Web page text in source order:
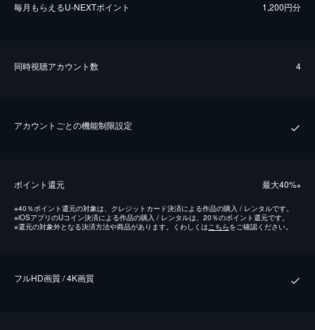
毎⽉もらえるU-NEXTポイント 1,200円分
同時視聴アカウント数 4
アカウントごとの機能制限設定
ポイント還元 最⼤40%※
※40％ポイント還元の対象は、クレジットカード決済による作品の購入 / レンタルです。
※iOSアプリのUコイン決済による作品の購入 / レンタルは、20％のポイント還元です。
※還元の対象外となる決済方法や商品があります。くわしくはこちらをご確認ください。
フルHD画質 / 4K画質